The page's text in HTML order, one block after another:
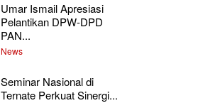
Umar Ismail Apresiasi
Pelantikan DPW-DPD
PAN...
News
Seminar Nasional di
Ternate Perkuat Sinergi...